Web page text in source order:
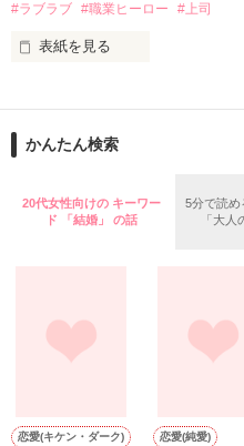
鳴海哲平 (なるみてっぺい)
2026.6.5～2026.7.25
＊以前、公開していた話の改
作品
#ラブラブ #職業ヒーロー #上司
表紙を見る
ションの企画戦略室で働いて
めた、同期で恋人の石垣守（
いた。
守と由羅から『便利屋雛子』
鷹哉『宜しくな、俺の雛子』🦅
雛子『俺の……ひぃ、雛子？！
シゴデキで冷徹な上司が見せ
かんたん検索
20代女性向けの キーワー
ド 「結婚」 の話
5分で読め
「大人
恋愛(キケン・ダーク) 恋愛(純愛)